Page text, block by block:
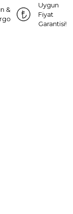
&
Uygun
Fiyat
Garantisi!